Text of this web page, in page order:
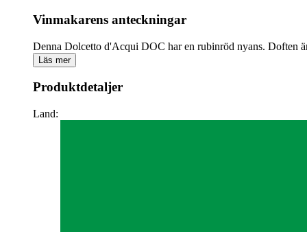
Vinmakarens anteckningar
Denna Dolcetto d'Acqui DOC har en rubinröd nyans. Doften
Läs mer
Produktdetaljer
Land: